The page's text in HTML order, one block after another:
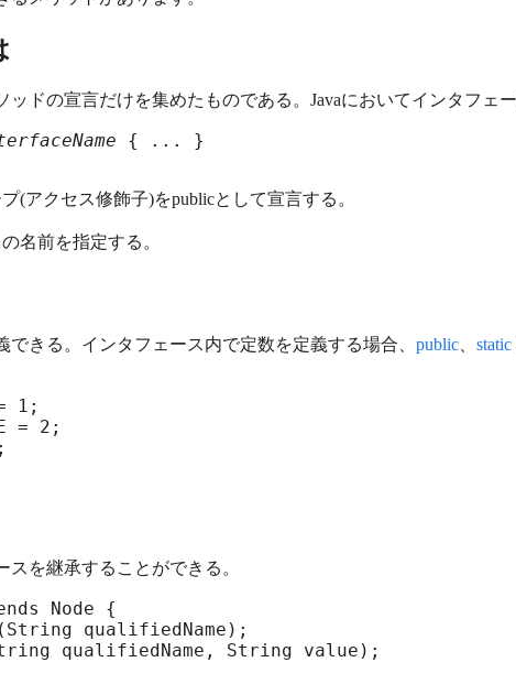
ドの宣言だけを集めたものである。Javaにおいてインタフェ
{ ... }
(アクセス修飾子)をpublicとして宣言する。
名前を指定する。
きる。インタフェース内で定数を定義する場合、 public static
1;
= 2;
を継承することができる。
Node {
qualifiedName);
qualifiedName, String value);